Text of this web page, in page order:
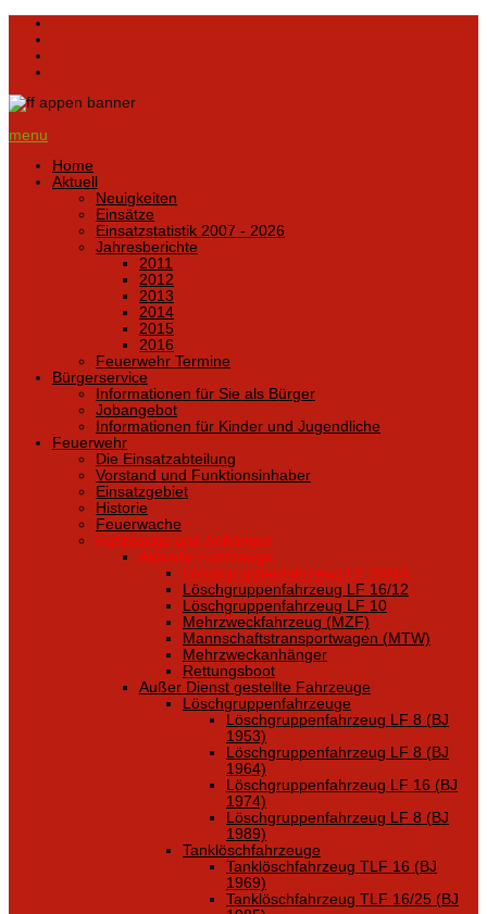
menu
Home
Aktuell
Neuigkeiten
Einsätze
Einsatzstatistik 2007 - 2026
Jahresberichte
2011
2012
2013
2014
2015
2016
Feuerwehr Termine
Bürgerservice
Informationen für Sie als Bürger
Jobangebot
Informationen für Kinder und Jugendliche
Feuerwehr
Die Einsatzabteilung
Vorstand und Funktionsinhaber
Einsatzgebiet
Historie
Feuerwache
Fahrzeuge und Anhänger
Aktuelle Fahrzeuge
Löschgruppenfahrzeug LF 20/16
Löschgruppenfahrzeug LF 16/12
Löschgruppenfahrzeug LF 10
Mehrzweckfahrzeug (MZF)
Mannschaftstransportwagen (MTW)
Mehrzweckanhänger
Rettungsboot
Außer Dienst gestellte Fahrzeuge
Löschgruppenfahrzeuge
Löschgruppenfahrzeug LF 8 (BJ
1953)
Löschgruppenfahrzeug LF 8 (BJ
1964)
Löschgruppenfahrzeug LF 16 (BJ
1974)
Löschgruppenfahrzeug LF 8 (BJ
1989)
Tanklöschfahrzeuge
Tanklöschfahrzeug TLF 16 (BJ
1969)
Tanklöschfahrzeug TLF 16/25 (BJ